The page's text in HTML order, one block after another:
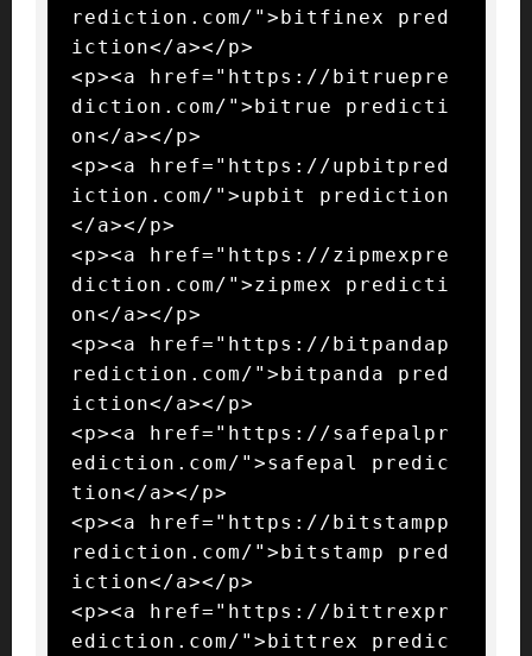
rediction.com/">bitfinex pred
iction</a></p>
<p><a href="https://bitruepre
diction.com/">bitrue predicti
on</a></p>
<p><a href="https://upbitpred
iction.com/">upbit prediction
</a></p>
<p><a href="https://zipmexpre
diction.com/">zipmex predicti
on</a></p>
<p><a href="https://bitpandap
rediction.com/">bitpanda pred
iction</a></p>
<p><a href="https://safepalpr
ediction.com/">safepal predic
tion</a></p>
<p><a href="https://bitstampp
rediction.com/">bitstamp pred
iction</a></p>
<p><a href="https://bittrexpr
ediction.com/">bittrex predic